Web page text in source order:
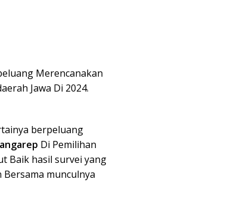
Merencanakan
Jawa Di 2024.
berpeluang
Di Pemilihan
Baik hasil survei yang
munculnya